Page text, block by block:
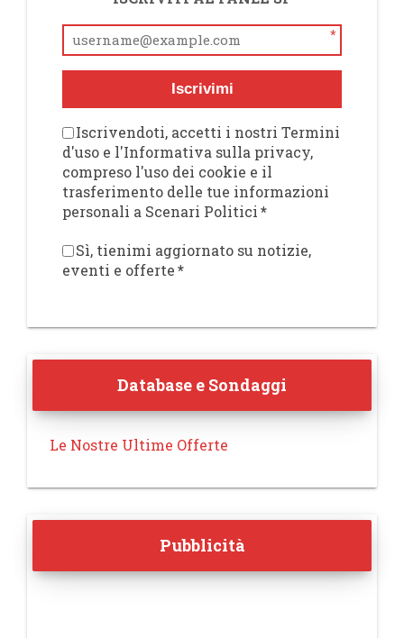
*
Iscrivimi
Iscrivendoti, accetti i nostri Termini
d'uso e l'Informativa sulla privacy,
compreso l'uso dei cookie e il
trasferimento delle tue informazioni
personali a Scenari Politici*
Sì, tienimi aggiornato su notizie,
eventi e offerte*
Database e Sondaggi
Le Nostre Ultime Offerte
Pubblicità